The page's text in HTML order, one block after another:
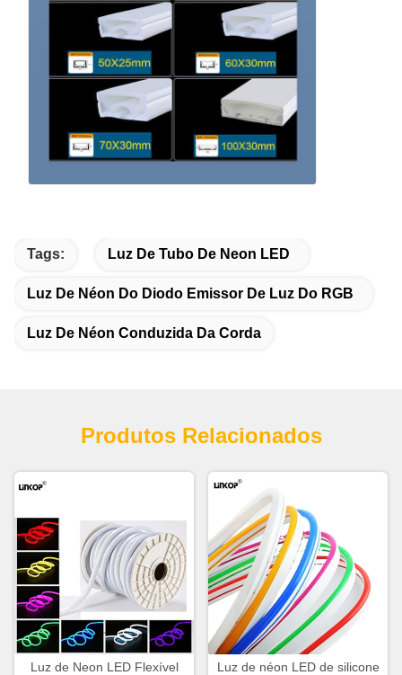
Tags: Luz De Tubo De Neon LED
Luz De Néon Do Diodo Emissor De Luz Do RGB
Luz De Néon Conduzida Da Corda
Produtos Relacionados
Luz de Neon LED Flexível
Luz de néon LED de silicone